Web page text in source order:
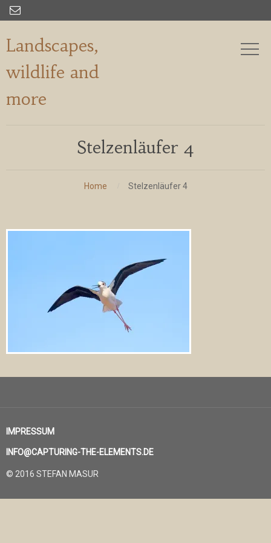

Landscapes,
wildlife and
more
Stelzenläufer 4
Home Stelzenläufer 4
IMPRESSUM
INFO@CAPTURING-THE-ELEMENTS.DE
© 2016 STEFAN MASUR